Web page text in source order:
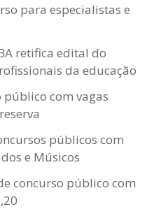
para especialistas e
retifica edital do
da educação
público com vagas
públicos com
e Músicos
concurso público com